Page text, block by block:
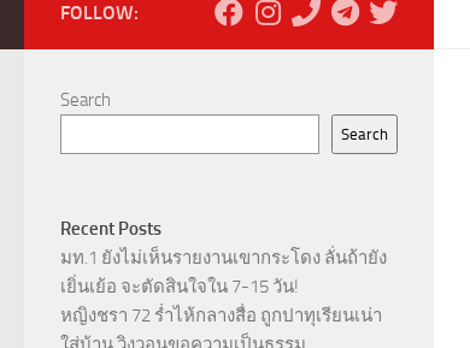
FOLLOW:
Search
Search
Recent Posts
มท.1 ยังไม่เห็นรายงานเขากระโดง ลั่นถ้ายัง
เยิ่นเย้อ จะตัดสินใจใน 7-15 วัน!
หญิงชรา 72 ร่ำไห้กลางสื่อ ถูกปาทุเรียนเน่า